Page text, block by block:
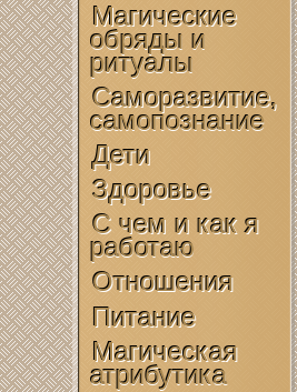
Магические
обряды и
ритуалы
Саморазвитие,
самопознание
Дети
Здоровье
С чем и как я
работаю
Отношения
Питание
Магическая
атрибутика